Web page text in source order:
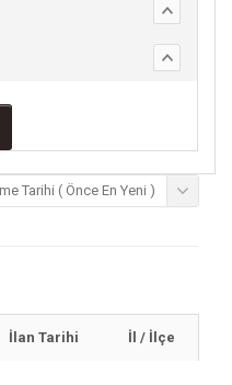
Tarihi ( Önce En Yeni )
İlan Tarihi İl / İlçe